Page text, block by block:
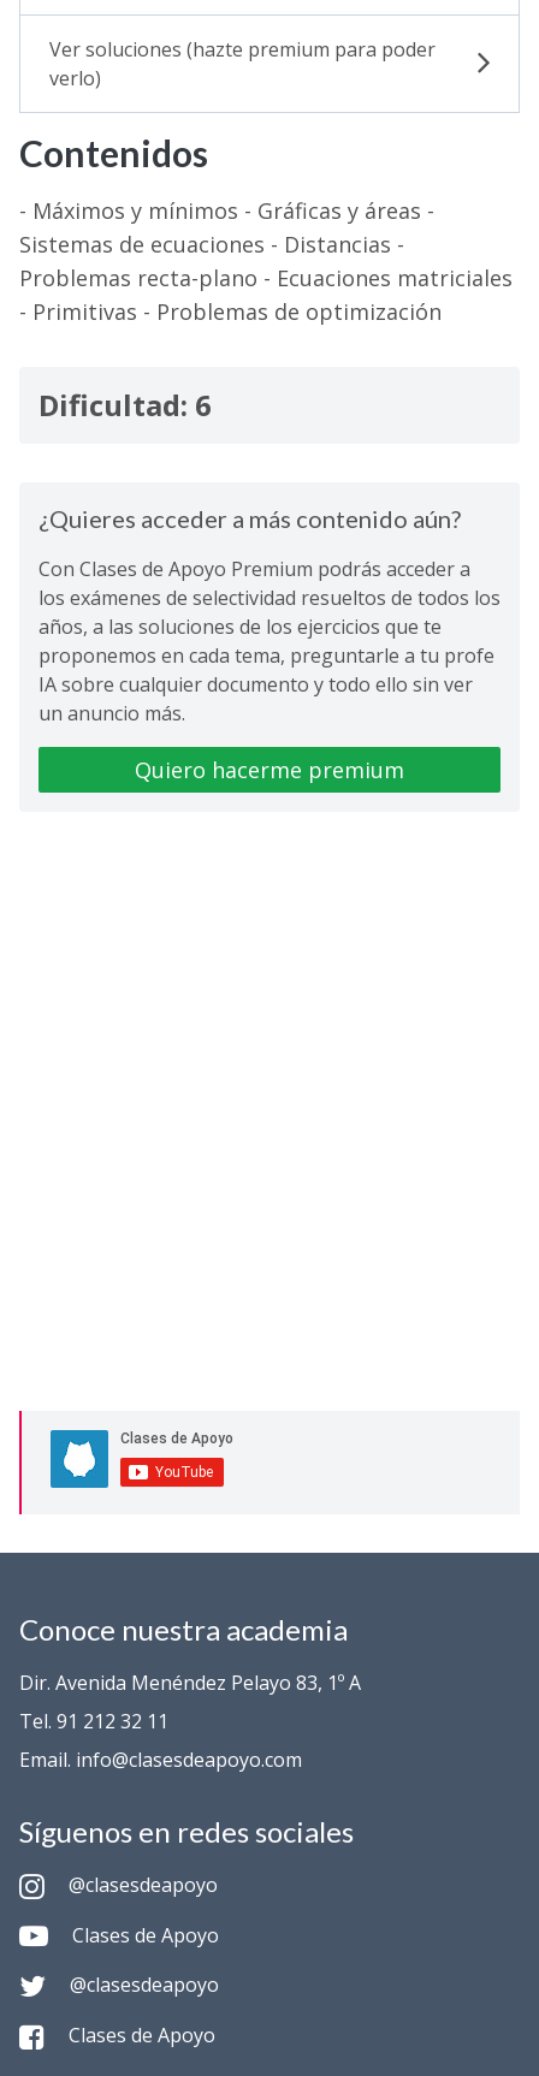
Ver soluciones (hazte premium para poder
verlo)
Contenidos
- Máximos y mínimos - Gráficas y áreas -
Sistemas de ecuaciones - Distancias -
Problemas recta-plano - Ecuaciones matriciales
- Primitivas - Problemas de optimización
Dificultad: 6
¿Quieres acceder a más contenido aún?
Con Clases de Apoyo Premium podrás acceder a
los exámenes de selectividad resueltos de todos los
años, a las soluciones de los ejercicios que te
proponemos en cada tema, preguntarle a tu profe
IA sobre cualquier documento y todo ello sin ver
un anuncio más.
Quiero hacerme premium
Conoce nuestra academia
Dir. Avenida Menéndez Pelayo 83, 1º A
Tel. 91 212 32 11
Email. info@clasesdeapoyo.com
Síguenos en redes sociales
@clasesdeapoyo
Clases de Apoyo
@clasesdeapoyo
Clases de Apoyo